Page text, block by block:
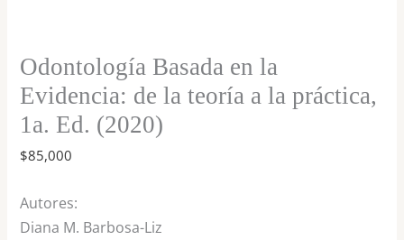
Odontología Basada en la
Evidencia: de la teoría a la práctica,
1a. Ed. (2020)
$85,000
Autores:
Diana M. Barbosa-Liz
cantidad